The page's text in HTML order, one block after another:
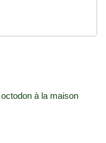
à la maison